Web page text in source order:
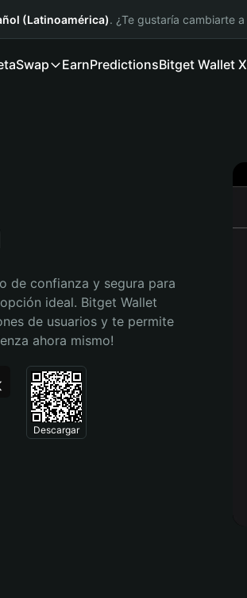
(Latinoamérica). ¿Te gustaría cambiarte a
Swap EarnPredictionsBitget Wallet X
de confianza y segura para
ideal. Bitget Wallet
de usuarios y te permite
ahora mismo!
Descargar